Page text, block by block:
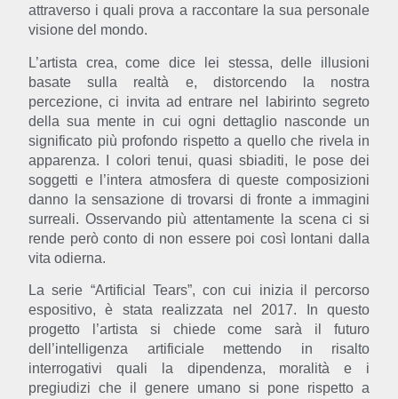
attraverso i quali prova a raccontare la sua personale
visione del mondo.
L’artista crea, come dice lei stessa, delle illusioni
basate sulla realtà e, distorcendo la nostra
percezione, ci invita ad entrare nel labirinto segreto
della sua mente in cui ogni dettaglio nasconde un
significato più profondo rispetto a quello che rivela in
apparenza. I colori tenui, quasi sbiaditi, le pose dei
soggetti e l’intera atmosfera di queste composizioni
danno la sensazione di trovarsi di fronte a immagini
surreali. Osservando più attentamente la scena ci si
rende però conto di non essere poi così lontani dalla
vita odierna.
La serie “Artificial Tears”, con cui inizia il percorso
espositivo, è stata realizzata nel 2017. In questo
progetto l’artista si chiede come sarà il futuro
dell’intelligenza artificiale mettendo in risalto
interrogativi quali la dipendenza, moralità e i
pregiudizi che il genere umano si pone rispetto a